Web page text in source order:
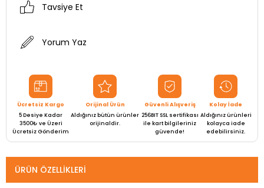
Tavsiye Et
Yorum Yaz
Ücretsiz Kargo
5 Desiye Kadar
3500₺ ve Üzeri
Ücretsiz Gönderim
Orijinal Ürün
Aldığınız bütün ürünler
orijinaldir.
Güvenli Alışveriş
256BIT SSL sertifikası
ile kart bilgileriniz
güvende!
Kolay İade
Aldığınız ürünleri
kolayca iade
edebilirsiniz.
ÜRÜN ÖZELLIKLERI